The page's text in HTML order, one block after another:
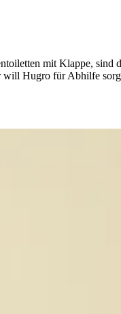
mit Klappe,
will Hugro für Abhilfe